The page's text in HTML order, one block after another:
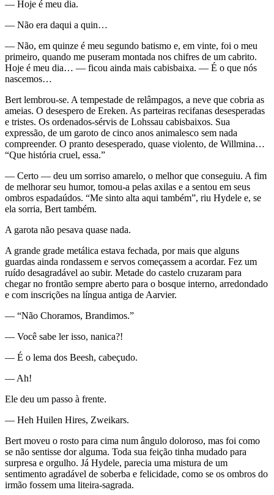
— Hoje é meu dia.
— Não era daqui a quin…
— Não, em quinze é meu segundo batismo e, em vinte, foi o meu
primeiro, quando me puseram montada nos chifres de um cabrito.
Hoje é meu dia… — ficou ainda mais cabisbaixa. — É o que nós
nascemos…
Bert lembrou-se. A tempestade de relâmpagos, a neve que cobria as
ameias. O desespero de Ereken. As parteiras recifanas desesperadas
e tristes. Os ordenados-sérvis de Lohssau cabisbaixos. Sua
expressão, de um garoto de cinco anos animalesco sem nada
compreender. O pranto desesperado, quase violento, de Willmina…
“Que história cruel, essa.”
— Certo — deu um sorriso amarelo, o melhor que conseguiu. A fim
de melhorar seu humor, tomou-a pelas axilas e a sentou em seus
ombros espadaúdos. “Me sinto alta aqui também”, riu Hydele e, se
ela sorria, Bert também.
A garota não pesava quase nada.
A grande grade metálica estava fechada, por mais que alguns
guardas ainda rondassem e servos começassem a acordar. Fez um
ruído desagradável ao subir. Metade do castelo cruzaram para
chegar no frontão sempre aberto para o bosque interno, arredondado
e com inscrições na língua antiga de Aarvier.
— “Não Choramos, Brandimos.”
— Você sabe ler isso, nanica?!
— É o lema dos Beesh, cabeçudo.
— Ah!
Ele deu um passo à frente.
— Heh Huilen Hires, Zweikars.
Bert moveu o rosto para cima num ângulo doloroso, mas foi como
se não sentisse dor alguma. Toda sua feição tinha mudado para
surpresa e orgulho. Já Hydele, parecia uma mistura de um
sentimento agradável de soberba e felicidade, como se os ombros do
irmão fossem uma liteira-sagrada.